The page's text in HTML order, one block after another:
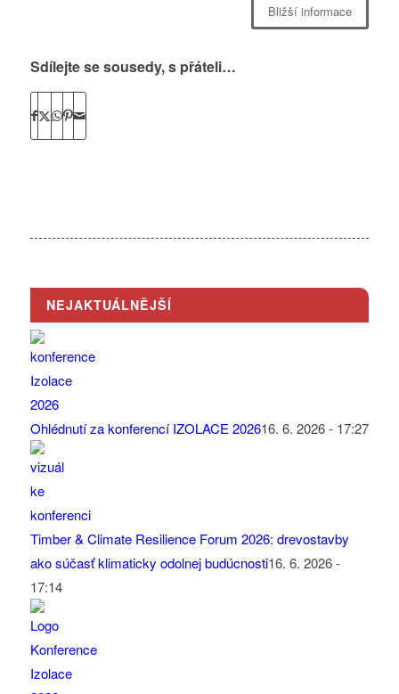
Bližší informace
Sdílejte se sousedy, s přáteli…
NEJAKTUÁLNĚJŠÍ
Ohlédnutí za konferencí IZOLACE 202616. 6. 2026 - 17:27
Timber & Climate Resilience Forum 2026: drevostavby
ako súčasť klimaticky odolnej budúcnosti16. 6. 2026 -
17:14